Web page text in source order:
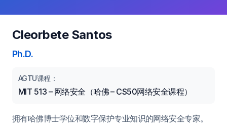
Cleorbete Santos
Ph.D.
AGTU课程：
MIT 513 – 网络安全（哈佛 – CS50网络安全课程）
拥有哈佛博士学位和数字保护专业知识的网络安全专家。